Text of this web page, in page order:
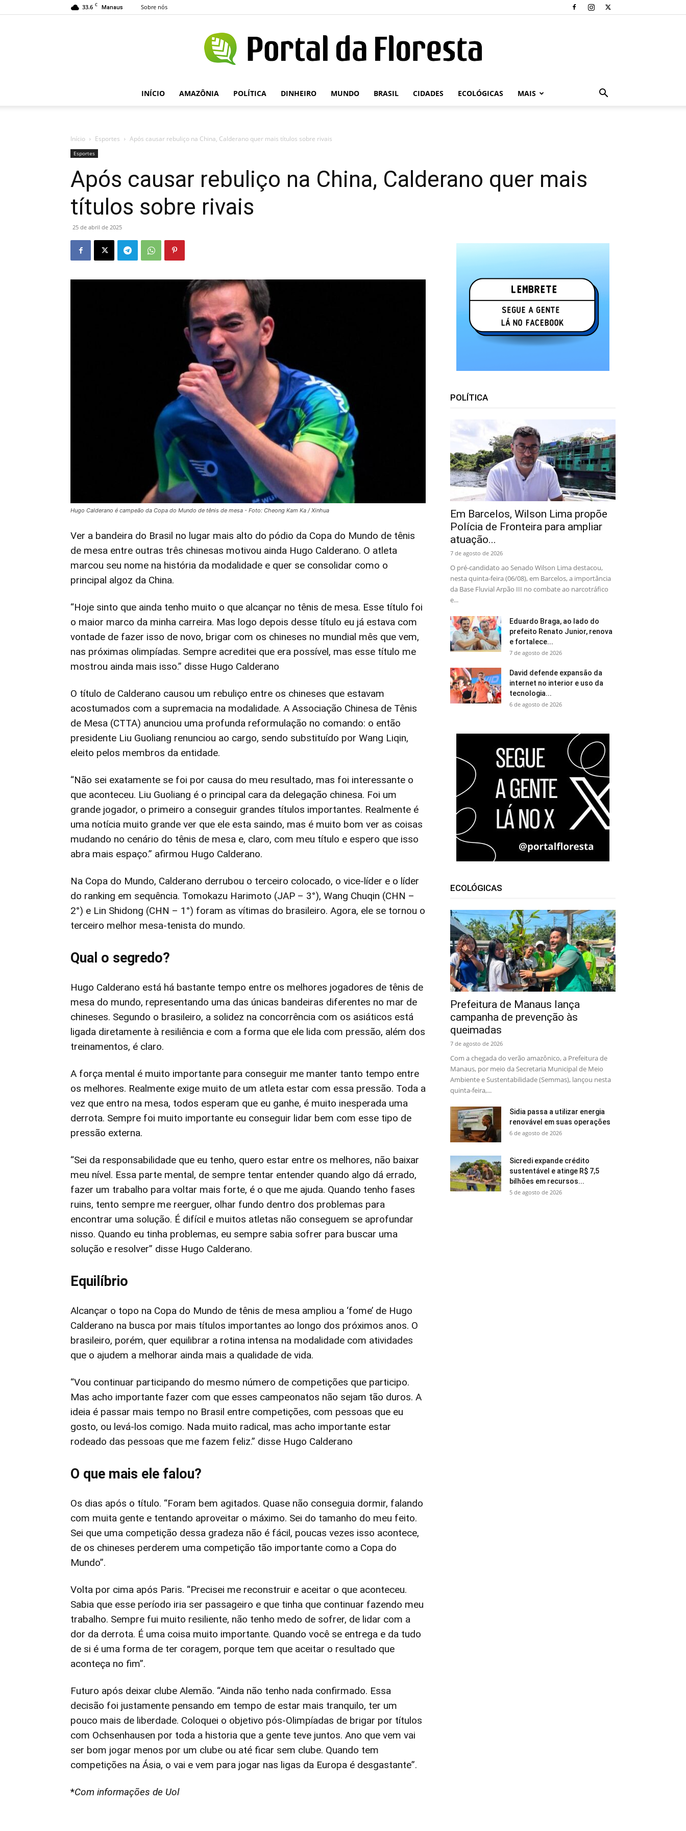
33.6 C Manaus Sobre nós
Portal
INÍCIO AMAZÔNIA POLÍTICA DINHEIRO MUNDO BRASIL CIDADES ECOLÓGICAS MAIS
Início Esportes Após causar rebuliço na China, Calderano quer mais títulos sobre rivais
Esportes
Após causar rebuliço na China, Calderano quer mais
títulos sobre rivais
25 de abril de 2025
Hugo Calderano é campeão da Copa do Mundo de tênis de mesa - Foto: Cheong Kam Ka / Xinhua
Ver a bandeira do Brasil no lugar mais alto do pódio da Copa do Mundo de tênis
de mesa entre outras três chinesas motivou ainda Hugo Calderano. O atleta
marcou seu nome na história da modalidade e quer se consolidar como o
principal algoz da China.
“Hoje sinto que ainda tenho muito o que alcançar no tênis de mesa. Esse título foi
o maior marco da minha carreira. Mas logo depois desse título eu já estava com
vontade de fazer isso de novo, brigar com os chineses no mundial mês que vem,
nas próximas olimpíadas. Sempre acreditei que era possível, mas esse título me
mostrou ainda mais isso.” disse Hugo Calderano
O título de Calderano causou um rebuliço entre os chineses que estavam
acostumados com a supremacia na modalidade. A Associação Chinesa de Tênis
de Mesa (CTTA) anunciou uma profunda reformulação no comando: o então
presidente Liu Guoliang renunciou ao cargo, sendo substituído por Wang Liqin,
eleito pelos membros da entidade.
“Não sei exatamente se foi por causa do meu resultado, mas foi interessante o
que aconteceu. Liu Guoliang é o principal cara da delegação chinesa. Foi um
grande jogador, o primeiro a conseguir grandes títulos importantes. Realmente é
uma notícia muito grande ver que ele esta saindo, mas é muito bom ver as coisas
mudando no cenário do tênis de mesa e, claro, com meu título e espero que isso
abra mais espaço.” afirmou Hugo Calderano.
Na Copa do Mundo, Calderano derrubou o terceiro colocado, o vice-líder e o líder
do ranking em sequência. Tomokazu Harimoto (JAP – 3°), Wang Chuqin (CHN –
2°) e Lin Shidong (CHN – 1°) foram as vítimas do brasileiro. Agora, ele se tornou o
terceiro melhor mesa-tenista do mundo.
Qual o segredo?
Hugo Calderano está há bastante tempo entre os melhores jogadores de tênis de
mesa do mundo, representando uma das únicas bandeiras diferentes no mar de
chineses. Segundo o brasileiro, a solidez na concorrência com os asiáticos está
ligada diretamente à resiliência e com a forma que ele lida com pressão, além dos
treinamentos, é claro.
A força mental é muito importante para conseguir me manter tanto tempo entre
os melhores. Realmente exige muito de um atleta estar com essa pressão. Toda a
vez que entro na mesa, todos esperam que eu ganhe, é muito inesperada uma
derrota. Sempre foi muito importante eu conseguir lidar bem com esse tipo de
pressão externa.
“Sei da responsabilidade que eu tenho, quero estar entre os melhores, não baixar
meu nível. Essa parte mental, de sempre tentar entender quando algo dá errado,
fazer um trabalho para voltar mais forte, é o que me ajuda. Quando tenho fases
ruins, tento sempre me reerguer, olhar fundo dentro dos problemas para
encontrar uma solução. É difícil e muitos atletas não conseguem se aprofundar
nisso. Quando eu tinha problemas, eu sempre sabia sofrer para buscar uma
solução e resolver” disse Hugo Calderano.
Equilíbrio
Alcançar o topo na Copa do Mundo de tênis de mesa ampliou a ‘fome’ de Hugo
Calderano na busca por mais títulos importantes ao longo dos próximos anos. O
brasileiro, porém, quer equilibrar a rotina intensa na modalidade com atividades
que o ajudem a melhorar ainda mais a qualidade de vida.
“Vou continuar participando do mesmo número de competições que participo.
Mas acho importante fazer com que esses campeonatos não sejam tão duros. A
ideia é passar mais tempo no Brasil entre competições, com pessoas que eu
gosto, ou levá-los comigo. Nada muito radical, mas acho importante estar
rodeado das pessoas que me fazem feliz.” disse Hugo Calderano
O que mais ele falou?
Os dias após o título. “Foram bem agitados. Quase não conseguia dormir, falando
com muita gente e tentando aproveitar o máximo. Sei do tamanho do meu feito.
Sei que uma competição dessa gradeza não é fácil, poucas vezes isso acontece,
de os chineses perderem uma competição tão importante como a Copa do
Mundo”.
Volta por cima após Paris. “Precisei me reconstruir e aceitar o que aconteceu.
Sabia que esse período iria ser passageiro e que tinha que continuar fazendo meu
trabalho. Sempre fui muito resiliente, não tenho medo de sofrer, de lidar com a
dor da derrota. É uma coisa muito importante. Quando você se entrega e da tudo
de si é uma forma de ter coragem, porque tem que aceitar o resultado que
aconteça no fim”.
Futuro após deixar clube Alemão. “Ainda não tenho nada confirmado. Essa
decisão foi justamente pensando em tempo de estar mais tranquilo, ter um
pouco mais de liberdade. Coloquei o objetivo pós-Olimpíadas de brigar por títulos
com Ochsenhausen por toda a historia que a gente teve juntos. Ano que vem vai
ser bom jogar menos por um clube ou até ficar sem clube. Quando tem
competições na Ásia, o vai e vem para jogar nas ligas da Europa é desgastante”.
*Com informações de Uol
POLÍTICA
Em Barcelos, Wilson Lima propõe
Polícia de Fronteira para ampliar
atuação...
7 de agosto de 2026
O pré-candidato ao Senado Wilson Lima destacou,
nesta quinta-feira (06/08), em Barcelos, a importância
da Base Fluvial Arpão III no combate ao narcotráfico
e...
Eduardo Braga, ao lado do
prefeito Renato Junior, renova
e fortalece...
7 de agosto de 2026
David defende expansão da
internet no interior e uso da
tecnologia...
6 de agosto de 2026
ECOLÓGICAS
Prefeitura de Manaus lança
campanha de prevenção às
queimadas
7 de agosto de 2026
Com a chegada do verão amazônico, a Prefeitura de
Manaus, por meio da Secretaria Municipal de Meio
Ambiente e Sustentabilidade (Semmas), lançou nesta
quinta-feira,...
Sidia passa a utilizar energia
renovável em suas operações
6 de agosto de 2026
Sicredi expande crédito
sustentável e atinge R$ 7,5
bilhões em recursos...
5 de agosto de 2026